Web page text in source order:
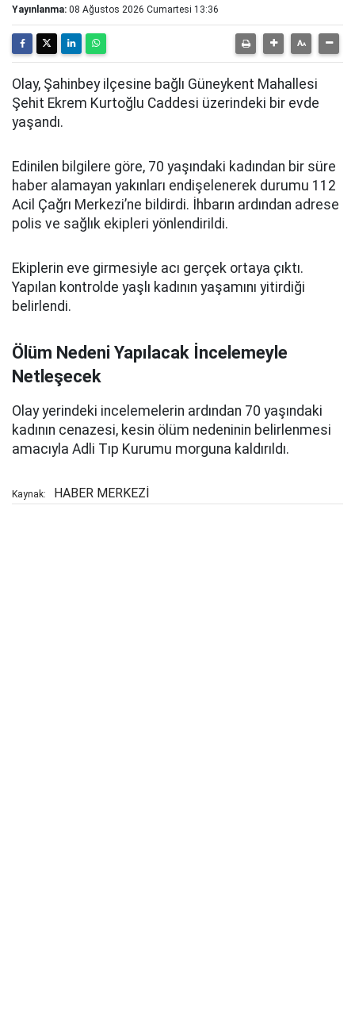
Yayınlanma: 08 Ağustos 2026 Cumartesi 13:36
Olay, Şahinbey ilçesine bağlı Güneykent Mahallesi
Şehit Ekrem Kurtoğlu Caddesi üzerindeki bir evde
yaşandı.
Edinilen bilgilere göre, 70 yaşındaki kadından bir süre
haber alamayan yakınları endişelenerek durumu 112
Acil Çağrı Merkezi’ne bildirdi. İhbarın ardından adrese
polis ve sağlık ekipleri yönlendirildi.
Ekiplerin eve girmesiyle acı gerçek ortaya çıktı.
Yapılan kontrolde yaşlı kadının yaşamını yitirdiği
belirlendi.
Ölüm Nedeni Yapılacak İncelemeyle
Netleşecek
Olay yerindeki incelemelerin ardından 70 yaşındaki
kadının cenazesi, kesin ölüm nedeninin belirlenmesi
amacıyla Adli Tıp Kurumu morguna kaldırıldı.
Kaynak: HABER MERKEZİ